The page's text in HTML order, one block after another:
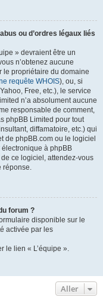
ou d’ordres légaux liés
» devraient être un
n’obtenez aucune
le propriétaire du domaine
requête WHOIS), ou, si
Free, etc.), le service
n’a absolument aucune
responsable de comment,
phpBB Limited pour tout
diffamatoire, etc.) qui
de phpBB.com ou le logiciel
à phpBB
ce logiciel, attendez-vous
réponse.
forum ?
disponible sur le
activée par les
le lien « L’équipe ».
Aller